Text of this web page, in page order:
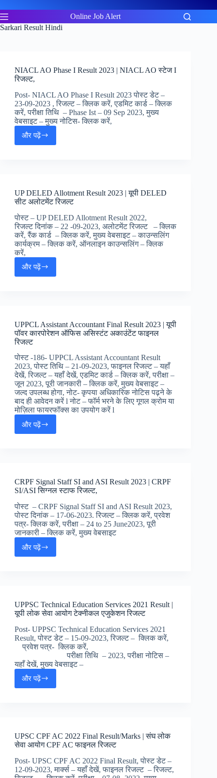
to
content
Online Job Alert
Sarkari Result Hindi
NIACL AO Phase I Result 2023 | NIACL AO स्टेज I
रिजल्ट,
Post- NIACL AO Phase I Result 2023 पोस्ट डेट –
23-09-2023 , रिजल्ट – क्लिक करें, एडमिट कार्ड – क्लिक
करें, परीक्षा तिथि – Phase Ist – 09 Sep 2023, मुख्य
वेबसाइट – मुख्य नोटिस- क्लिक करें,
और पढ़ेंNIACL
|
NIACL
AO
स्टेज
I
रिजल्ट,
UP DELED Allotment Result 2023 | यूपी DELED
सीट अलोटमेंट रिजल्ट
पोस्ट – UP DELED Allotment Result 2022,
रिजल्ट दिनांक – 22 -09-2023, अलोटमेंट रिजल्ट – क्लिक
करें, रैंक कार्ड – क्लिक करें, मुख्य वेबसाइट – काउन्सलिंग
कार्यक्रम – क्लिक करें, ऑनलाइन काउन्सलिंग – क्लिक
करें,
और पढ़ें
UP
DELED
यूपी
DELED
अलोटमेंट
रिजल्ट
UPPCL Assistant Accountant Final Result 2023 | यूपी
पॉवर कारपोरेशन ऑफिस असिस्टंट अकाउंटेंट फाइनल
रिजल्ट
पोस्ट -186- UPPCL Assistant Accountant Result
2023, पोस्ट तिथि – 21-09-2023, फाइनल रिजल्ट – यहाँ
देखें, रिजल्ट – यहाँ देखें, एडमिट कार्ड – क्लिक करें, परीक्षा –
जून 2023, पूरी जानकारी – क्लिक करें, मुख्य वेबसाइट –
जल्द उपलब्ध होगा, नोट- कृपया अधिकारिक नोटिस पढ़ने के
बाद ही आवेदन करें l नोट – फॉर्म भरने के लिए गूगल क्रोम या
मोज़िला फायरफॉक्स का उपयोग करें l
और पढ़ेंUPPCL
|
यूपी
पॉवर
कारपोरेशन
ऑफिस
असिस्टंट
अकाउंटेंट
फाइनल
रिजल्ट
CRPF Signal Staff SI and ASI Result 2023 | CRPF
SI/ASI सिग्नल स्टाफ रिजल्ट,
पोस्ट – CRPF Signal Staff SI and ASI Result 2023,
पोस्ट दिनांक – 17-06-2023. रिजल्ट – क्लिक करें, प्रवेश
पत्र- क्लिक करें, परीक्षा – 24 to 25 June2023, पूरी
जानकारी – क्लिक करें, मुख्य वेबसाइट
और पढ़ेंCRPF
Result
2023
|
CRPF
SI/ASI
सिग्नल
स्टाफ
रिजल्ट,
UPPSC Technical Education Services 2021 Result |
यूपी लोक सेवा आयोग टेक्नीकल एजुकेशन रिजल्ट
Post- UPPSC Technical Education Services 2021
Result, पोस्ट डेट – 15-09-2023, रिजल्ट – क्लिक करें,
प्रवेश पत्र- क्लिक करें,
परीक्षा तिथि – 2023, परीक्षा नोटिस –
यहाँ देखें, मुख्य वेबसाइट –
और पढ़ेंUPPSC
|
यूपी
लोक
सेवा
आयोग
UPSC CPF AC 2022 Final Result/Marks | संघ लोक
सेवा आयोग CPF AC फाइनल रिजल्ट
Post- UPSC CPF AC 2022 Final Result, पोस्ट डेट –
12-09-2023, मार्क्स – यहाँ देखें, फाइनल रिजल्ट – रिजल्ट,